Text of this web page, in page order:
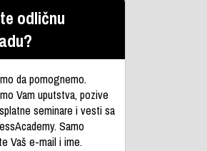
odličnu
da pomognemo.
Vam uputstva, pozive
seminare i vesti sa
Samo
Vaš e-mail i ime.